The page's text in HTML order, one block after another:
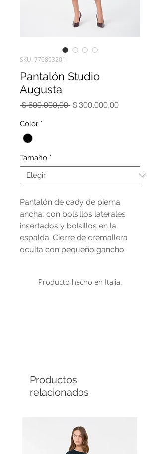
SKU: 770893201
Pantalón Studio
Augusta
$ 600.000,00 Precio
$ 300.000,00Precio
Color *
Tamaño *
Pantalón de cady de pierna
ancha, con bolsillos laterales
insertados y bolsillos en la
espalda. Cierre de cremallera
oculta con pequeño gancho.
Producto hecho en Italia.
Productos
relacionados